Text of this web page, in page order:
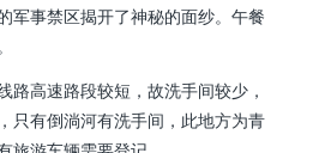
军事禁区揭开了神秘的面纱。午餐
路高速路段较短，故洗手间较少，
只有倒淌河有洗手间，此地方为青